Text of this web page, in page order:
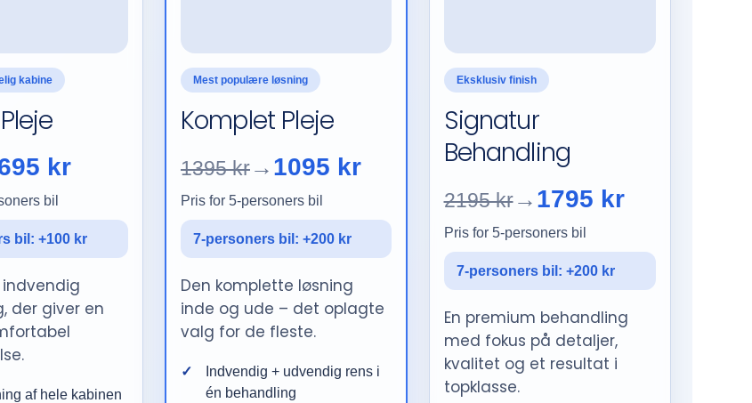
kabine
kr
bil
bil: +100 kr
indvendig
der giver en
af hele kabinen
Mest populære løsning
Komplet Pleje
1395 kr→ 1095 kr
Pris for 5-personers bil
7-personers bil: +200 kr
Den komplette løsning
inde og ude – det oplagte
valg for de fleste.
Indvendig + udvendig rens i
én behandling
Eksklusiv finish
Signatur
Behandling
2195 kr→ 1795 kr
Pris for 5-personers bil
7-personers bil: +200 kr
En premium behandling
med fokus på detaljer,
kvalitet og et resultat i
topklasse.